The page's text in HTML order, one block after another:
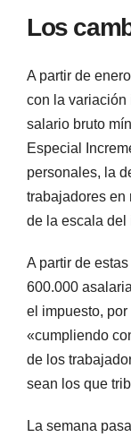
Los
A partir de
con la variación
salario bruto
Especial
personales, la
trabajadores en
de la escala del
A partir de
600.000
el impuesto,
«cumpliendo
de los
sean los que
La semana